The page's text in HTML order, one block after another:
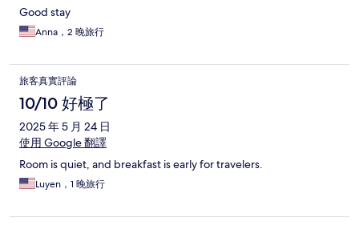
Good stay
Anna，2 晚旅行
旅客真實評論
10/10 好極了
2025 年 5 月 24 日
使用 Google 翻譯
Room is quiet, and breakfast is early for travelers.
Luyen，1 晚旅行